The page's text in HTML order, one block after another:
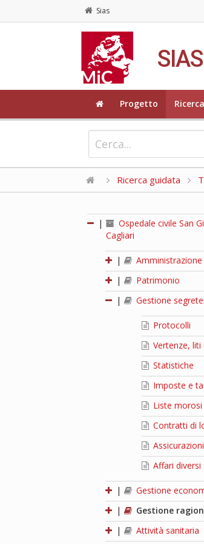
Sias
SIAS
Progetto
Ricerca guidata
|
Ospedale civile San
Cagliari
|
Amministrazione
|
Patrimonio
|
Gestione
Protocolli
Vertenze, liti
Statistiche
Imposte e
Liste morosi
Contratti di
Assicurazioni
Affari diversi
|
Gestione
|
Gestione
|
Attività sanitaria